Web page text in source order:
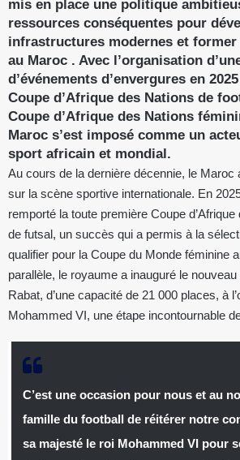
mis en place une politique
ressources conséquentes pour
infrastructures modernes et former
au Maroc . Avec l’organisation
d’événements d’envergures en
Coupe d’Afrique des Nations de
Coupe d’Afrique des Nations
Maroc s’est imposé comme un
sport africain et mondial.
Au cours de la dernière décennie, le Maroc
sur la scène sportive internationale. En
remporté la toute première Coupe
de futsal, un succès qui a permis à la
qualifier pour la Coupe du Monde féminine
parallèle, le royaume a inauguré le
Rabat, d’une capacité de 21 000 places, à
Mohammed VI, une étape incontournable
C’est une occasion pour nous et au
famille du football de réitérer notre
sa majesté le roi Mohammed VI pour